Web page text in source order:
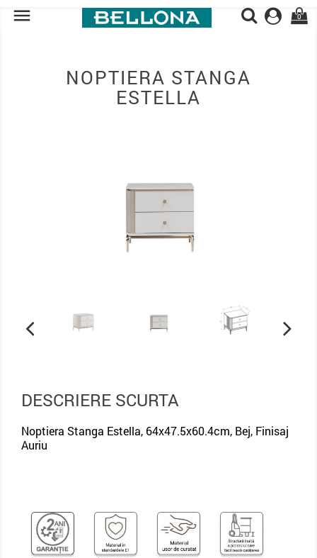
 0
NOPTIERA STANGA
ESTELLA
DESCRIERE SCURTA
Noptiera Stanga Estella, 64x47.5x60.4cm, Bej, Finisaj
Auriu